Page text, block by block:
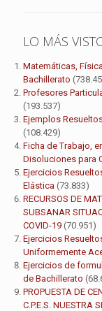
LO MÁS
Matemáticas,
Bachillerato
Profesores
(193.537)
Ejemplos
(108.429)
Ficha de Trabajo,
Disoluciones para
Ejercicios
Elástica (73.833)
RECURSOS DE
SUBSANAR
COVID-19 (70.951)
Ejercicios
Uniformemente
Ejercicios de
de Bachillerato
PROPUESTA DE
C.P.E.S. NUESTRA